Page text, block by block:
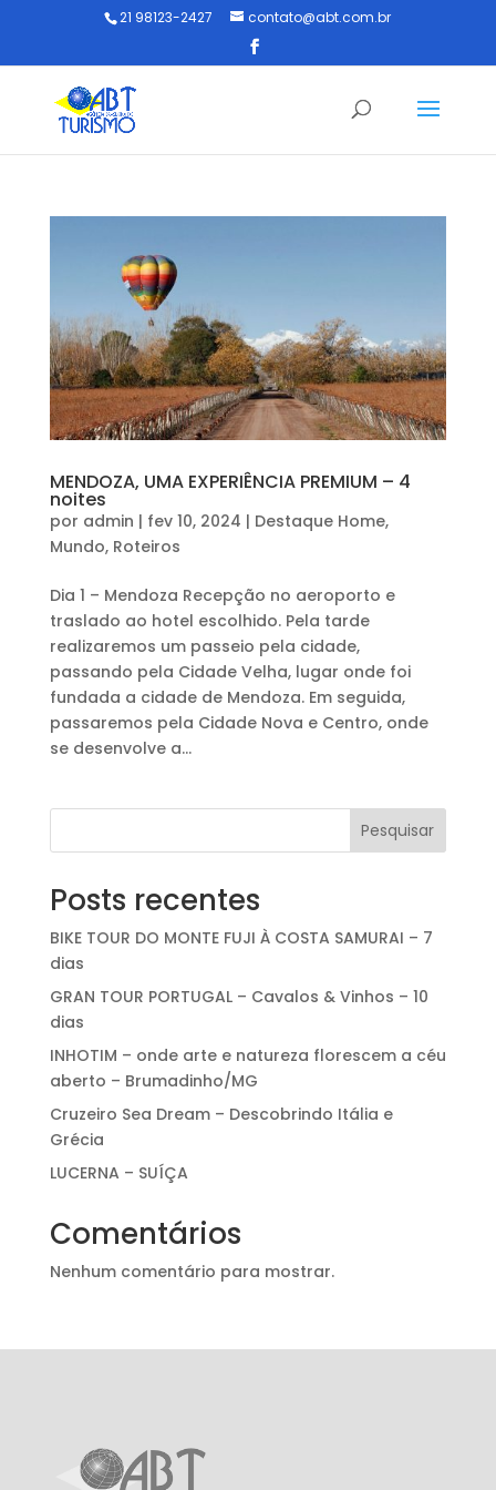
21 98123-2427 contato@abt.com.br
MENDOZA, UMA EXPERIÊNCIA PREMIUM – 4
noites
por admin | fev 10, 2024 | Destaque Home,
Mundo, Roteiros
Dia 1 – Mendoza Recepção no aeroporto e
traslado ao hotel escolhido. Pela tarde
realizaremos um passeio pela cidade,
passando pela Cidade Velha, lugar onde foi
fundada a cidade de Mendoza. Em seguida,
passaremos pela Cidade Nova e Centro, onde
se desenvolve a...
Pesquisar
Posts recentes
BIKE TOUR DO MONTE FUJI À COSTA SAMURAI – 7
dias
GRAN TOUR PORTUGAL – Cavalos & Vinhos – 10
dias
INHOTIM – onde arte e natureza florescem a céu
aberto – Brumadinho/MG
Cruzeiro Sea Dream – Descobrindo Itália e
Grécia
LUCERNA – SUÍÇA
Comentários
Nenhum comentário para mostrar.